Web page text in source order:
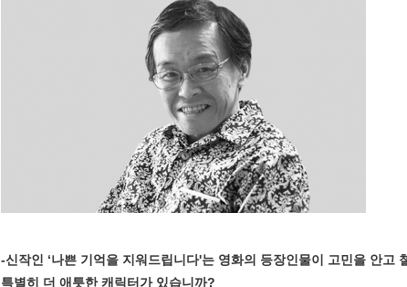
-신작인 ‘나쁜 기억을 지워드립니다'는 영화의 등장인물이 고민을 안고
특별히 더 애틋한 캐릭터가 있습니까?